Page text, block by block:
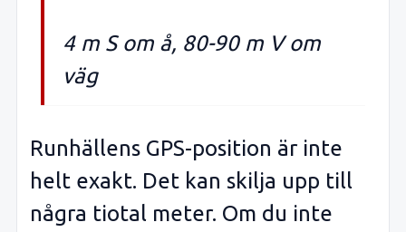
4 m S om å, 80-90 m V om
väg
Runhällens GPS-position är inte
helt exakt. Det kan skilja upp till
några tiotal meter. Om du inte